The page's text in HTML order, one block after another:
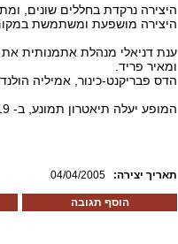
היצירה נרקדת בחללים שונים,
היצירה מושפעת ומשתמשת במקום
ענת דניאלי מנהלת אתמנותית
ומאיר פריד.
הדס פבריקנט-כינור, אמיליה
המופע יעלה תיאטרון תמונע, ב- 19 וב- 20 באפריל, ב- 20:00.
04/04/2005 :תאריך יצירה
הוסף תגובה